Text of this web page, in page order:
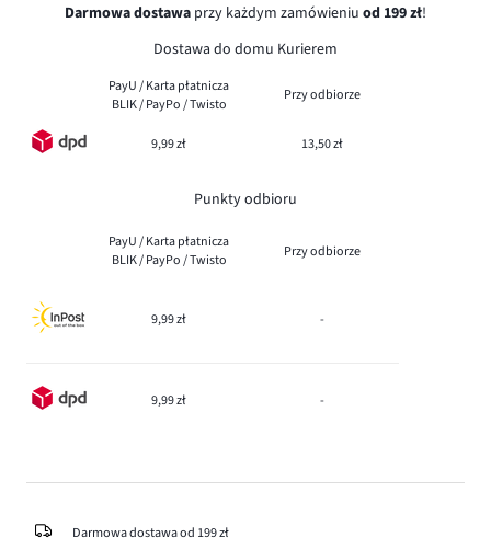
Darmowa dostawa przy każdym zamówieniu od 199 zł!
Dostawa do domu Kurierem
PayU / Karta płatnicza
BLIK / PayPo / Twisto
Przy odbiorze
9,99 zł 13,50 zł
Punkty odbioru
PayU / Karta płatnicza
BLIK / PayPo / Twisto
Przy odbiorze
9,99 zł -
9,99 zł -
Darmowa dostawa od 199 zł